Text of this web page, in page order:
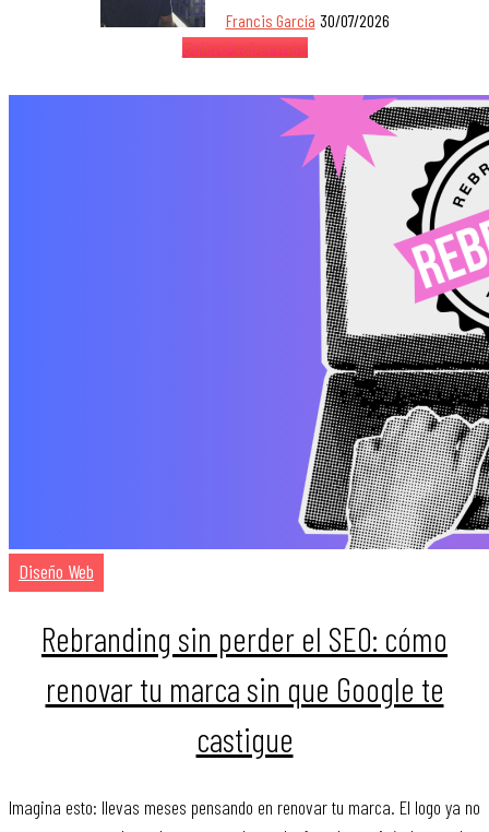
Francis García 30/07/2026
Quiero saber más
Diseño Web
Rebranding sin perder el SEO: cómo
renovar tu marca sin que Google te
castigue
Imagina esto: llevas meses pensando en renovar tu marca. El logo ya no